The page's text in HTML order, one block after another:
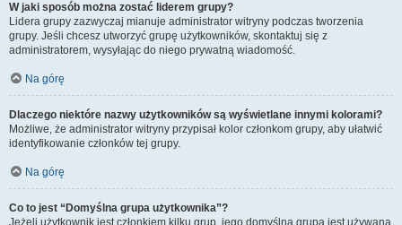
W jaki sposób można zostać liderem grupy?
Lidera grupy zazwyczaj mianuje administrator witryny podczas tworzenia
grupy. Jeśli chcesz utworzyć grupę użytkowników, skontaktuj się z
administratorem, wysyłając do niego prywatną wiadomość.
Na górę
Dlaczego niektóre nazwy użytkowników są wyświetlane innymi kolorami?
Możliwe, że administrator witryny przypisał kolor członkom grupy, aby ułatwić
identyfikowanie członków tej grupy.
Na górę
Co to jest “Domyślna grupa użytkownika”?
Jeżeli użytkownik jest członkiem kilku grup, jego domyślna grupa jest używana